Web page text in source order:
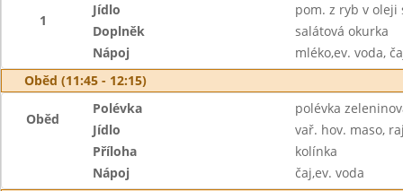
1
Jídlo
pom. z ryb v oleji
Doplněk
salátová okurka
Nápoj
mléko,ev. voda,
Oběd (11:45 - 12:15)
Oběd
Polévka
polévka
Jídlo
vař. hov. maso,
Příloha
kolínka
Nápoj
čaj,ev. voda